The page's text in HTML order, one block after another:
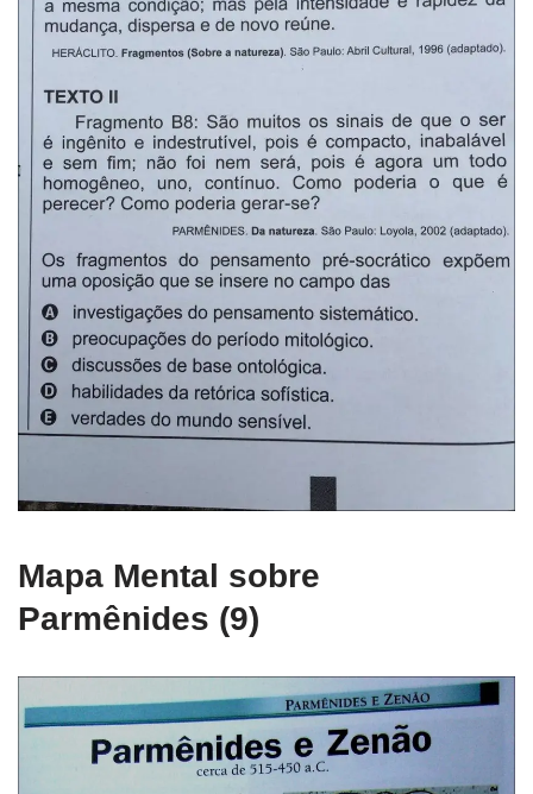
Mapa Mental sobre
Parmênides (9)